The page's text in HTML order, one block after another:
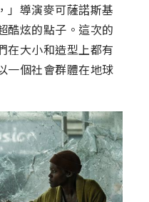
」導演麥可薩諾斯基
酷炫的點子。這次的
在大小和造型上都有
一個社會群體在地球